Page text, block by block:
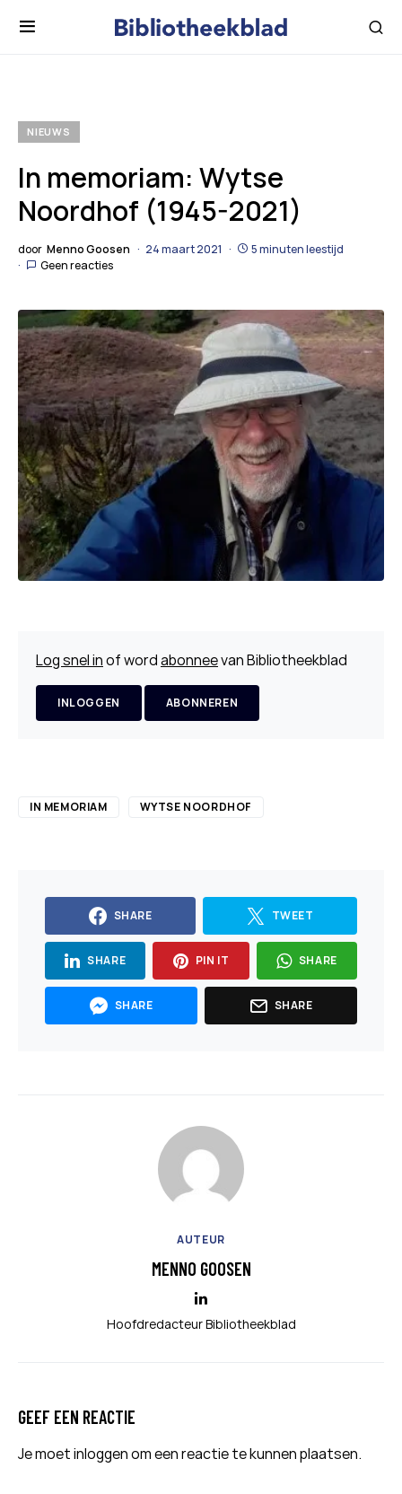
NIEUWS
In memoriam: Wytse
Noordhof (1945-2021)
door Menno Goosen 24 maart 2021
5 minuten leestijd
Geen reacties
Log snel inof wordabonneevan Bibliotheekblad
INLOGGEN ABONNEREN
IN MEMORIAM WYTSE NOORDHOF
SHARE TWEET
SHARE PIN IT SHARE
SHARE SHARE
AUTEUR
MENNO GOOSEN
Hoofdredacteur Bibliotheekblad
GEEF EEN REACTIE
Je moetinloggenom een reactie te kunnen plaatsen.